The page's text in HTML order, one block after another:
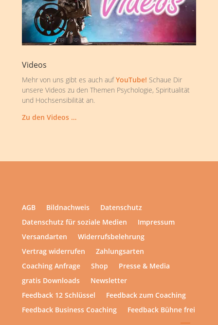
Videos
Mehr von uns gibt es auch aufYouTube! Schaue Dir
unsere Videos zu den Themen Psychologie, Spiritualität
und Hochsensibilität an.
Zu den Videos …
AGB Bildnachweis
Datenschutz
Datenschutz für soziale Medien
Impressum
Versandarten
Widerrufsbelehrung
Vertrag widerrufen
Zahlungsarten
Coaching Anfrage
Shop
Presse & Media
gratis Downloads
Newsletter
Feedback 12 Schlüssel
Feedback zum Coaching
Feedback Business Coaching
Feedback Bühne frei